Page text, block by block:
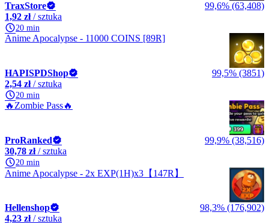
TraxStore
99,6% (63,408)
1,92 zł/ sztuka
20 min
Anime Apocalypse - 11000 COINS [89R]
HAPISPDShop
99,5% (3851)
2,54 zł/ sztuka
20 min
🔥Zombie Pass🔥
ProRanked
99,9% (38,516)
30,78 zł/ sztuka
20 min
Anime Apocalypse - 2x EXP(1H)x3【147R】
Hellenshop
98,3% (176,902)
4,23 zł/ sztuka